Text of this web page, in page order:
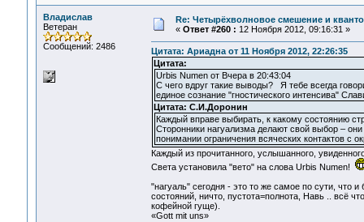
Владислав
Ветеран
Сообщений: 2486
Re: Четырёхволновое смешение и
« Ответ #260 : 12 Ноября 2012, 09:16:31 »
Цитата: Ариадна от 11 Ноября 2012, 22:26:35
Цитата:
Urbis Numen от Вчера в 20:43:04
C чего вдруг такие выводы? Я тебе всегда
единое сознание "гностического интенсива"
Цитата: С.И.Доронин
Каждый вправе выбирать, к какому состоянию
Сторонники нагуализма делают свой выбор –
понимании ограничения всяческих контактов с
Каждый из прочитанного, услышанного,
Света установила "вето" на слова Urbis Numen!
"нагуаль" сегодня - это то же самое по сути, что
состояний, ничто, пустота=полнота, Навь .. всё
кофейной гуще).
«Gott mit uns»